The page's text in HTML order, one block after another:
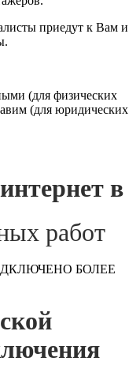
приедут к Вам и
(для физических
(для юридических
в
работ
БОЛЕЕ